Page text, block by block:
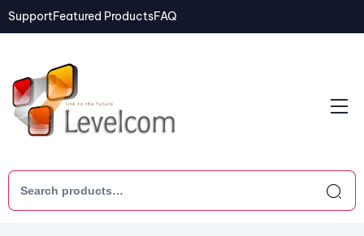
SupportFeatured ProductsFAQ